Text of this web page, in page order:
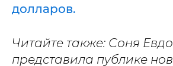
долларов.
Читайте также: Соня
представила публике